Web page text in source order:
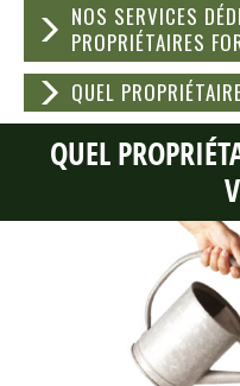
NOS SERVICES
PROPRIÉTAIRES
QUEL
QUEL